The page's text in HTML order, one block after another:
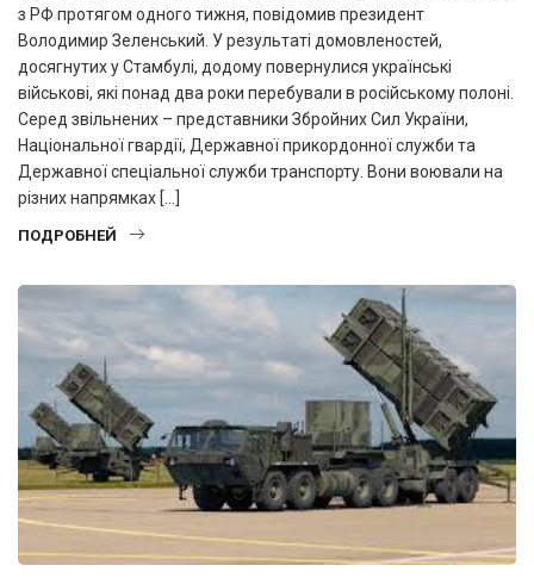
з РФ протягом одного тижня, повідомив президент
Володимир Зеленський. У результаті домовленостей,
досягнутих у Стамбулі, додому повернулися українські
військові, які понад два роки перебували в російському полоні.
Серед звільнених – представники Збройних Сил України,
Національної гвардії, Державної прикордонної служби та
Державної спеціальної служби транспорту. Вони воювали на
різних напрямках […]
ПОДРОБНЕЙ